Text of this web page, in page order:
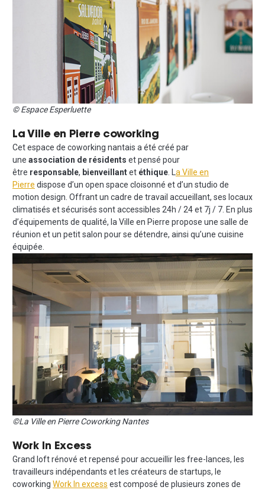
© Espace Esperluette
La Ville en Pierre coworking
Cet espace de coworking nantais a été créé par
une association de résidents et pensé pour
être responsable, bienveillantet éthique
a Ville en
Pierre dispose d’un open space cloisonné et d’un studio de
motion design. Offrant un cadre de travail accueillant, ses locaux
climatisés et sécurisés sont accessibles 24h / 24 et 7j / 7. En plus
d’équipements de qualité, la Ville en Pierre propose une salle de
réunion et un petit salon pour se détendre, ainsi qu’une cuisine
équipée.
©La Ville en Pierre Coworking Nantes
Work In Excess
Grand loft rénové et repensé pour accueillir les free-lances, les
travailleurs indépendants et les créateurs de startups, le
coworking Work In excess est composé de plusieurs zones de